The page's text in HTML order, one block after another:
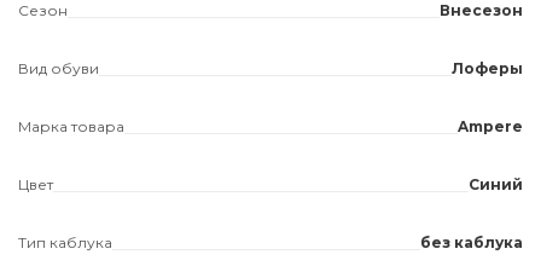
Сезон Внесезон
Вид обуви Лоферы
Марка товара Ampere
Цвет Синий
Тип каблука без каблука